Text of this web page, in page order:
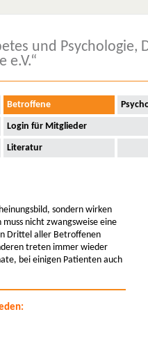
und Psychologie,
e.V.“
Betroffene
Login für Mitglieder
Literatur
sondern wirken
nicht zwangsweise eine
Drittel aller Betroffenen
treten immer wieder
bei einigen Patienten auch